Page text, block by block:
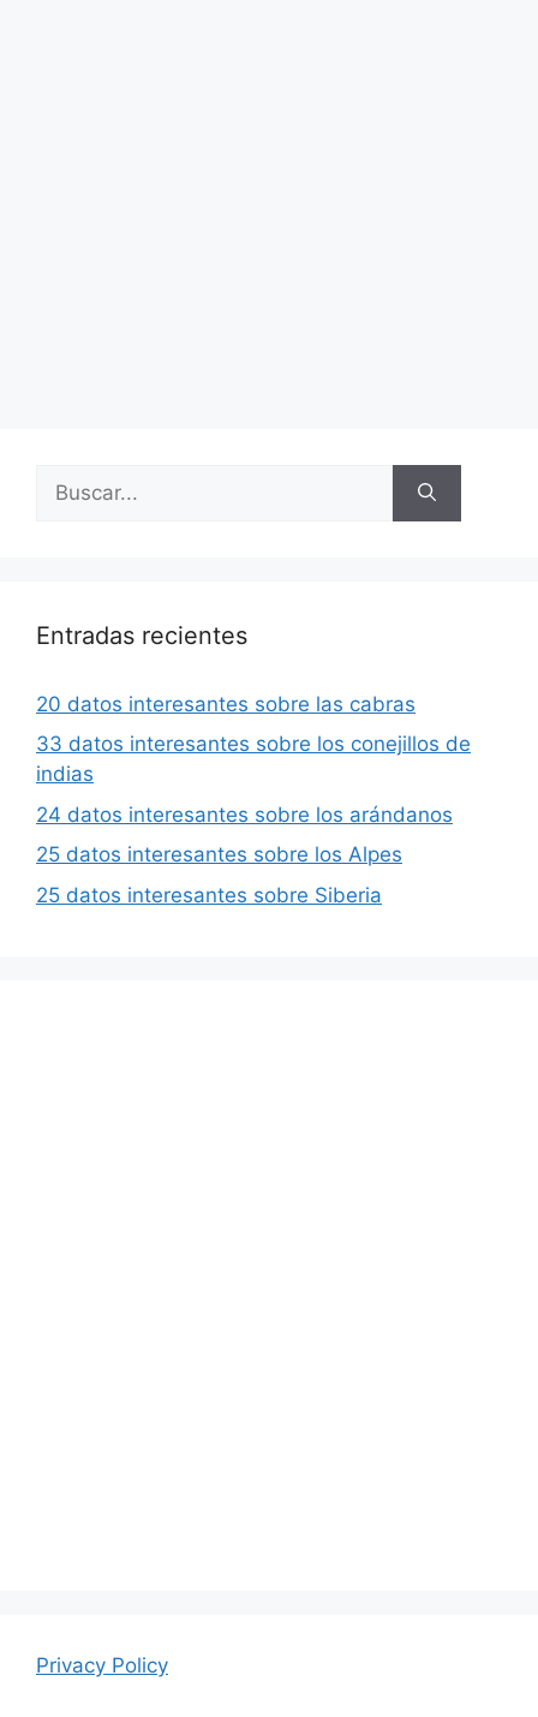
Entradas recientes
20 datos interesantes sobre las cabras
33 datos interesantes sobre los conejillos de
indias
24 datos interesantes sobre los arándanos
25 datos interesantes sobre los Alpes
25 datos interesantes sobre Siberia
Privacy Policy